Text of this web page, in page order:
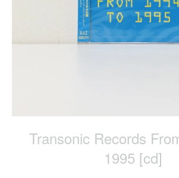
Transonic Records
1995 [cd]